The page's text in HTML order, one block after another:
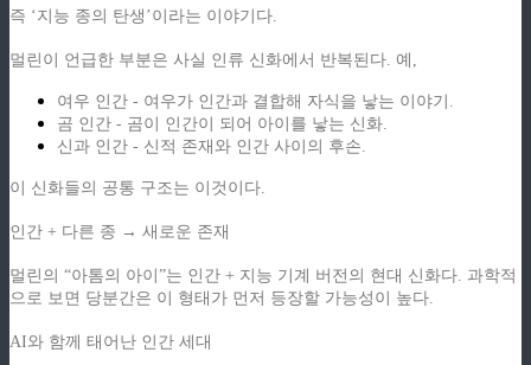
즉 ‘지능 종의 탄생’이라는 이야기다.
멀린이 언급한 부분은 사실 인류 신화에서 반복된다. 예,
여우 인간 - 여우가 인간과 결합해 자식을 낳는 이야기.
곰 인간 - 곰이 인간이 되어 아이를 낳는 신화.
신과 인간 - 신적 존재와 인간 사이의 후손.
이 신화들의 공통 구조는 이것이다.
인간 + 다른 종 → 새로운 존재
멀린의 “아톰의 아이”는 인간 + 지능 기계 버전의 현대 신화다. 과학적
으로 보면 당분간은 이 형태가 먼저 등장할 가능성이 높다.
AI와 함께 태어난 인간 세대